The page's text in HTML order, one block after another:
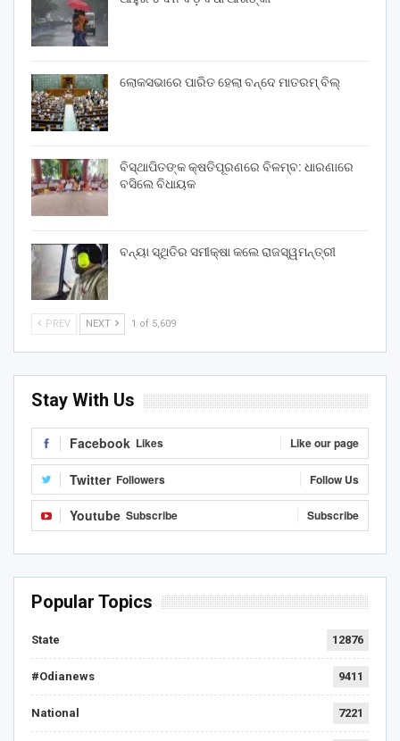
ଲୋକସଭାରେ ପାରିତ ହେଲା ବନ୍ଦେ ମାତରମ୍‌ ବିଲ୍‌
ବିସ୍ଥାପିତଙ୍କ କ୍ଷତିପୂରଣରେ ବିଳମ୍ବ: ଧାରଣାରେ
ବସିଲେ ବିଧାୟକ
ବନ୍ୟା ସ୍ଥିତିର ସମୀକ୍ଷା କଲେ ରାଜସ୍ୱମନ୍ତ୍ରୀ
PREV NEXT 1 of 5,609
Stay With Us
Facebook Likes Like our page
Twitter Followers Follow Us
Youtube Subscribe Subscribe
Popular Topics
State 12876
#Odianews 9411
National 7221